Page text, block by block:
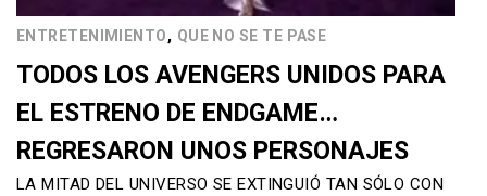
ENTRETENIMIENTO, QUE NO SE TE PASE
TODOS LOS AVENGERS UNIDOS PARA
EL ESTRENO DE ENDGAME…
REGRESARON UNOS PERSONAJES
LA MITAD DEL UNIVERSO SE EXTINGUIÓ TAN SÓLO CON